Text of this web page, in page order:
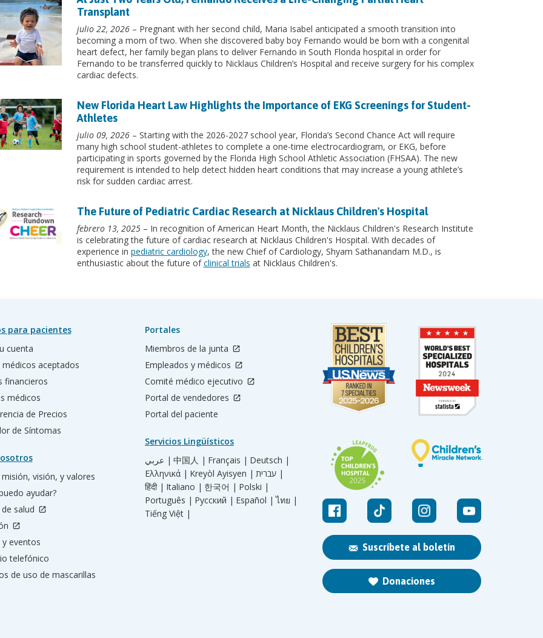
Transplant
julio 22, 2026– Pregnant with her second child, Maria Isabel anticipated a smooth transition into
becoming a mom of two. When she discovered baby boy Fernando would be born with a congenital
heart defect, her family began plans to deliver Fernando in South Florida hospital in order for
Fernando to be transferred quickly to Nicklaus Children’s Hospital and receive surgery for his complex
cardiac defects.
New Florida Heart Law Highlights the Importance of EKG Screenings for Student-
Athletes
julio 09, 2026– Starting with the 2026-2027 school year, Florida’s Second Chance Act will require
many high school student-athletes to complete a one-time electrocardiogram, or EKG, before
participating in sports governed by the Florida High School Athletic Association (FHSAA). The new
requirement is intended to help detect hidden heart conditions that may increase a young athlete’s
risk for sudden cardiac arrest.
The Future of Pediatric Cardiac Research at Nicklaus Children's Hospital
febrero 13, 2025– In recognition of American Heart Month, the Nicklaus Children's Research Institute
is celebrating the future of cardiac research at Nicklaus Children's Hospital. With decades of
experience in pediatric cardiology, the new Chief of Cardiology, Shyam Sathanandam M.D., is
enthusiastic about the future ofclinical trials at Nicklaus Children's.
Suscríbete al boletín
Donaciones
para pacientes
cuenta
médicos aceptados
financieros
médicos
de Precios
de Síntomas
visión, y valores
ayudar?
salud
eventos
telefónico
de uso de mascarillas
Portales
Miembros de la junta
Empleados y médicos
Comité médico ejecutivo
Portal de vendedores
Portal del paciente
Servicios Lingüísticos
عربي | 中国人 | Français | Deutsch |
Ελληνικά | Kreyòl Ayisyen |
עברית |
हिंदी | Italiano | 한국어 | Polski |
Português | Русский | Español | ไทย |
Tiếng Việt |